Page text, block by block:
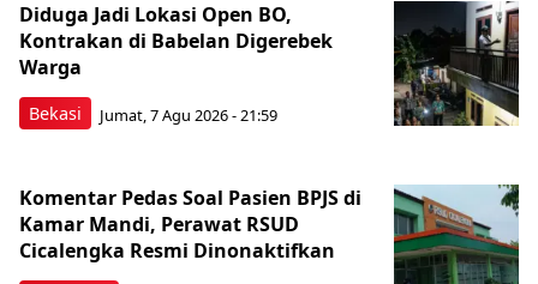
Bekasi
Diduga Jadi Lokasi Open BO,
Kontrakan di Babelan Digerebek
Warga
Jumat, 7 Agu 2026 - 21:59
Komentar Pedas Soal Pasien BPJS di
Kamar Mandi, Perawat RSUD
Cicalengka Resmi Dinonaktifkan